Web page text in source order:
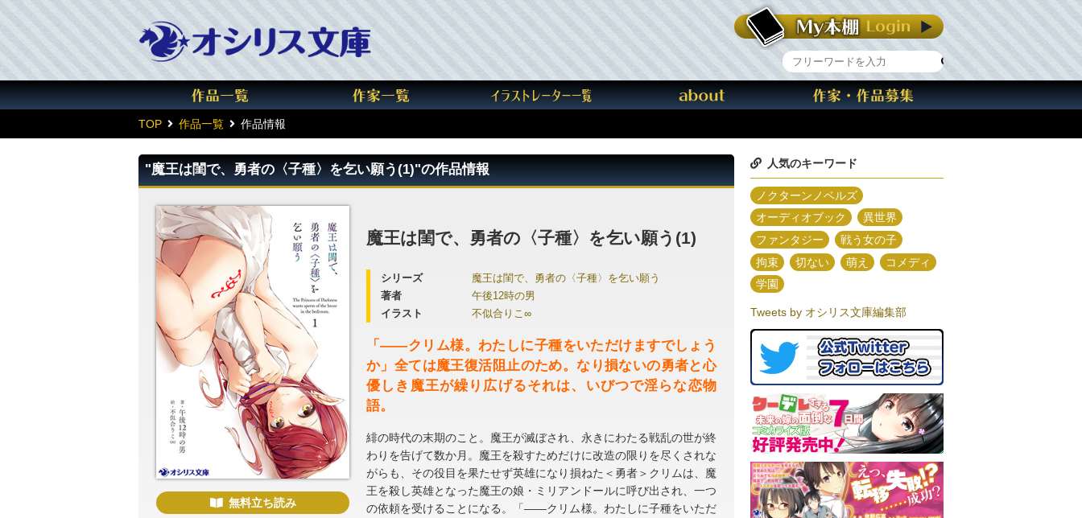
TOP 作品一覧 作品情報
"魔王は閨で、勇者の〈子種〉を乞い願う(1)"の作品情報
無料立ち読み
魔王は閨で、勇者の〈子種〉を乞い願う(1)
シリーズ
魔王は閨で、勇者の〈子種〉を乞い願う
著者
午後12時の男
イラスト
不似合りこ∞
「――クリム様。わたしに子種をいただけますでしょう
か」全ては魔王復活阻止のため。なり損ないの勇者と心
優しき魔王が繰り広げるそれは、いびつで淫らな恋物
語。
緋の時代の末期のこと。魔王が滅ぼされ、永きにわたる戦乱の世が終
わりを告げて数か月。魔王を殺すためだけに改造の限りを尽くされな
がらも、その役目を果たせず英雄になり損ねた＜勇者＞クリムは、魔
王を殺し英雄となった魔王の娘・ミリアンドールに呼び出され、一つ
の依頼を受けることになる。「――クリム様。わたしに子種をいただ
人気のキーワード
ノクターンノベルズ
オーディオブック
異世界
ファンタジー
戦う女の子
拘束
切ない 萌え
コメディ
学園
Tweets by オシリス文庫編集部